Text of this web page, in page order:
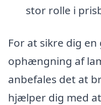
stor rolle i
For at sikre dig en
ophængning af
anbefales det at
hjælper dig med